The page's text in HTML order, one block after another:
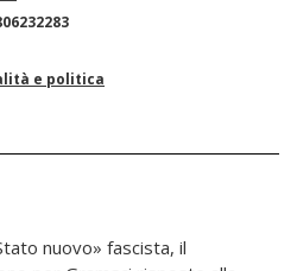
e politica
nuovo» fascista, il